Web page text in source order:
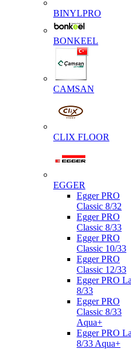
BINYLPRO
BONKEEL
CAMSAN
CLIX FLOOR
EGGER
Egger PRO
Classic 8/32
Egger PRO
Classic 8/33
Egger PRO
Classic 10/33
Egger PRO
Classic 12/33
Egger PRO
8/33
Egger PRO
Classic 8/33
Aqua+
Egger PRO
8/33 Aqua+